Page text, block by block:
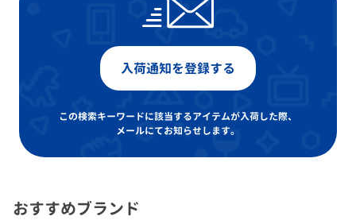
入荷通知を登録する
この検索キーワードに該当するアイテムが入荷した際、
メールにてお知らせします。
おすすめブランド